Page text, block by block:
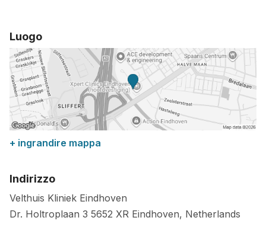
Luogo
+ ingrandire mappa
Indirizzo
Velthuis Kliniek Eindhoven
Dr. Holtroplaan 3 5652 XR Eindhoven, Netherlands